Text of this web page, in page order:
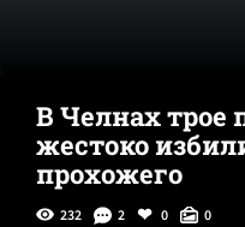
В Челнах трое
жестоко
прохожего
232 2 0 0